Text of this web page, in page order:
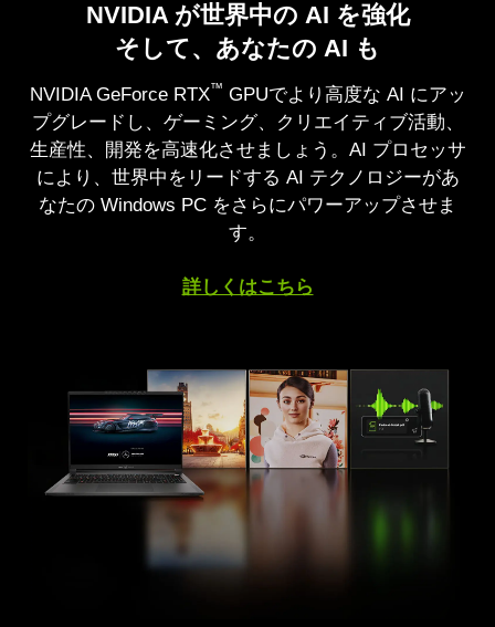
NVIDIA が世界中の AI を強化
そして、あなたの AI も
NVIDIA GeForce RTX™ GPUでより高度な AI にアッ
プグレードし、ゲーミング、クリエイティブ活動、
生産性、開発を高速化させましょう。AI プロセッサ
により、世界中をリードする AI テクノロジーがあ
なたの Windows PC をさらにパワーアップさせま
す。
詳しくはこちら